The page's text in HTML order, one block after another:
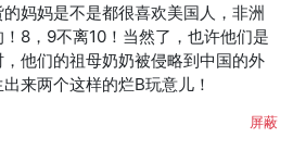
妈妈是不是都很喜欢美国人，非洲
8，9不离10！当然了，也许他们是
他们的祖母奶奶被侵略到中国的外
来两个这样的烂B玩意儿！
屏蔽